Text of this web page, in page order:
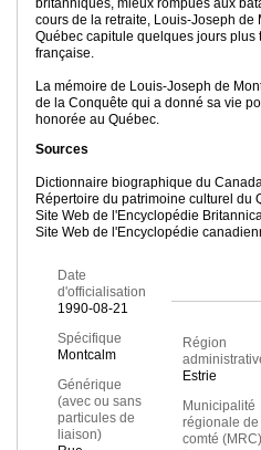
britanniques, mieux rompues aux
cours de la retraite, Louis-Joseph
Québec capitule quelques jours
française.
La mémoire de Louis-Joseph de
de la Conquête qui a donné sa vie
honorée au Québec.
Sources
Dictionnaire biographique du
Répertoire du patrimoine culturel du
Site Web de l'Encyclopédie
Site Web de l'Encyclopédie
Date
d'officialisation
1990-08-21
Spécifique
Montcalm
Générique
(avec ou sans
particules de
liaison)
Région
Estrie
Municipalité
régionale de
comté (MRC)